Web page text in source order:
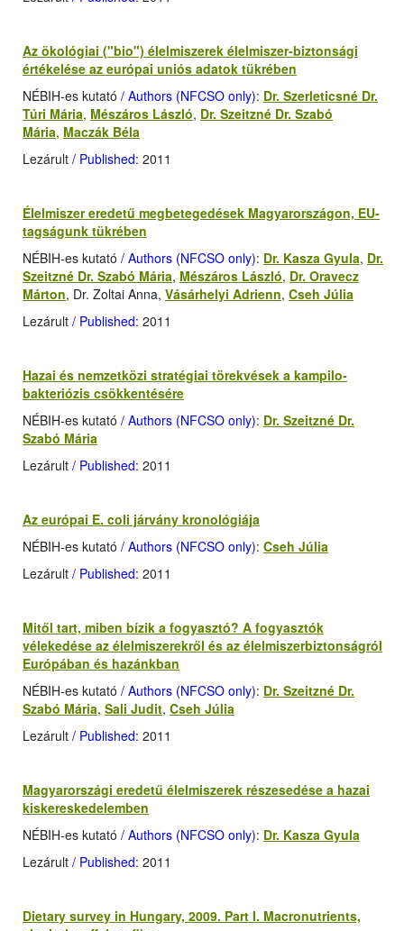
Az ökológiai ("bio") élelmiszerek élelmiszer-biztonsági
értékelése az európai uniós adatok tükrében
NÉBIH-es kutató / Authors (NFCSO only): Dr. Szerleticsné Dr.
Túri Mária, Mészáros László, Dr. Szeitzné Dr. Szabó
Mária, Maczák Béla
Lezárult / Published: 2011
Élelmiszer eredetű megbetegedések Magyarországon, EU-
tagságunk tükrében
NÉBIH-es kutató / Authors (NFCSO only): Dr. Kasza Gyula, Dr.
Szeitzné Dr. Szabó Mária, Mészáros László, Dr. Oravecz
Márton, Dr. Zoltai Anna, Vásárhelyi Adrienn, Cseh Júlia
Lezárult / Published: 2011
Hazai és nemzetközi stratégiai törekvések a kampilo­
bakteriózis csökkentésére
NÉBIH-es kutató / Authors (NFCSO only): Dr. Szeitzné Dr.
Szabó Mária
Lezárult / Published: 2011
Az európai E. coli járvány kronológiája
NÉBIH-es kutató / Authors (NFCSO only): Cseh Júlia
Lezárult / Published: 2011
Mitől tart, miben bízik a fogyasztó? A fogyasztók
vélekedése az élelmiszerekről és az élelmiszerbiztonságról
Európában és hazánkban
NÉBIH-es kutató / Authors (NFCSO only): Dr. Szeitzné Dr.
Szabó Mária, Sali Judit, Cseh Júlia
Lezárult / Published: 2011
Magyarországi eredetű élelmiszerek részesedése a hazai
kiskereskedelemben
NÉBIH-es kutató / Authors (NFCSO only): Dr. Kasza Gyula
Lezárult / Published: 2011
Dietary survey in Hungary, 2009. Part I. Macronutrients,